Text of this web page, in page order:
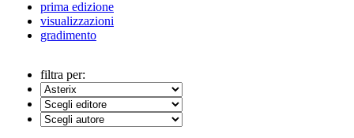
prima edizione
visualizzazioni
gradimento
filtra per: